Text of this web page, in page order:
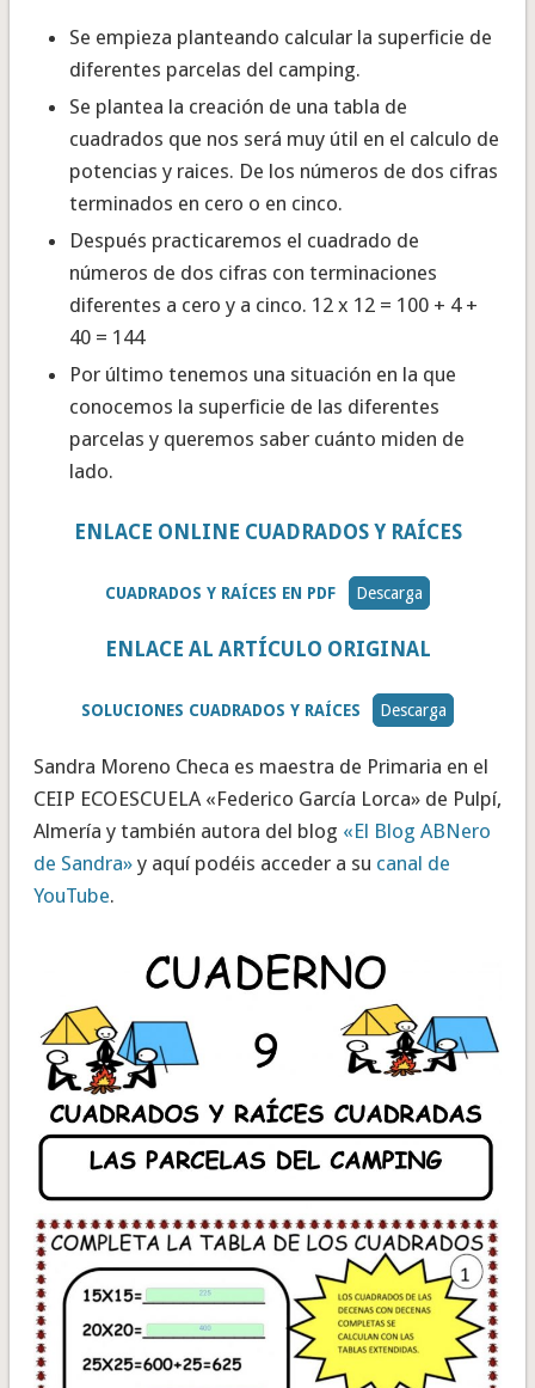
Se empieza planteando calcular la superficie de
diferentes parcelas del camping.
Se plantea la creación de una tabla de
cuadrados que nos será muy útil en el calculo de
potencias y raices. De los números de dos cifras
terminados en cero o en cinco.
Después practicaremos el cuadrado de
números de dos cifras con terminaciones
diferentes a cero y a cinco. 12 x 12 = 100 + 4 +
40 = 144
Por último tenemos una situación en la que
conocemos la superficie de las diferentes
parcelas y queremos saber cuánto miden de
lado.
ENLACE ONLINE CUADRADOS Y RAÍCES
CUADRADOS Y RAÍCES EN PDF Descarga
ENLACE AL ARTÍCULO ORIGINAL
SOLUCIONES CUADRADOS Y RAÍCES Descarga
Sandra Moreno Checa es maestra de Primaria en el
CEIP ECOESCUELA «Federico García Lorca» de Pulpí,
Almería y también autora del blog «El Blog ABNero
de Sandra»y aquí podéis acceder a su canal de
YouTube.